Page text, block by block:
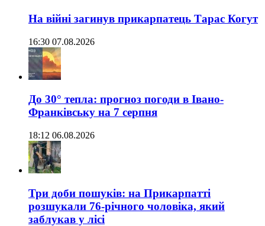
На війні загинув прикарпатець Тарас Когут
16:30 07.08.2026
До 30° тепла: прогноз погоди в Івано-
Франківську на 7 серпня
18:12 06.08.2026
Три доби пошуків: на Прикарпатті
розшукали 76-річного чоловіка, який
заблукав у лісі